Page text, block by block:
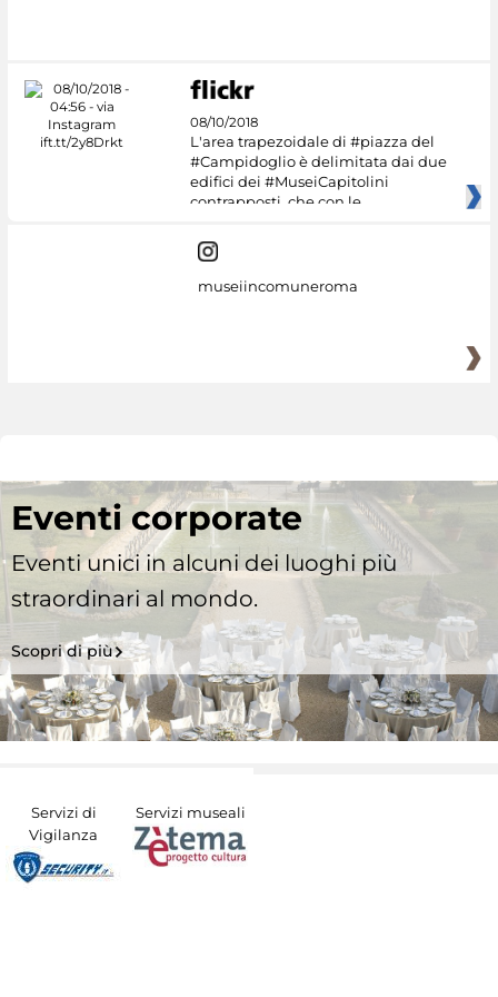
08/10/2018
L'area trapezoidale di #piazza del
#Campidoglio è delimitata dai due
edifici dei #MuseiCapitolini
contrapposti, che con le
museiincomuneroma
Eventi corporate
Eventi unici in alcuni dei luoghi più
straordinari al mondo.
Scopri di più
Servizi di
Vigilanza
Servizi museali